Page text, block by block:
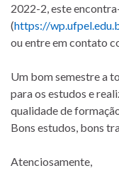
2022-2, este
(https://
ou entre em contato
Um bom semestre a
para os estudos e
qualidade de
Bons estudos, bons
Atenciosamente,